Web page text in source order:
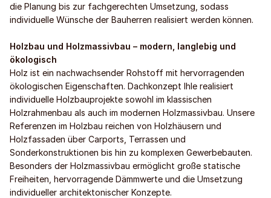
die Planung bis zur fachgerechten Umsetzung, sodass
individuelle Wünsche der Bauherren realisiert werden können.
Holzbau und Holzmassivbau – modern, langlebig und
ökologisch
Holz ist ein nachwachsender Rohstoff mit hervorragenden
ökologischen Eigenschaften. Dachkonzept Ihle realisiert
individuelle Holzbauprojekte sowohl im klassischen
Holzrahmenbau als auch im modernen Holzmassivbau. Unsere
Referenzen im Holzbau reichen von Holzhäusern und
Holzfassaden über Carports, Terrassen und
Sonderkonstruktionen bis hin zu komplexen Gewerbebauten.
Besonders der Holzmassivbau ermöglicht große statische
Freiheiten, hervorragende Dämmwerte und die Umsetzung
individueller architektonischer Konzepte.